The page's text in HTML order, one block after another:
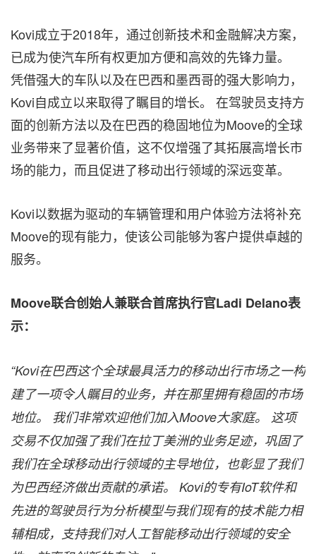
Kovi成立于2018年，通过创新技术和金融解决方案，
已成为使汽车所有权更加方便和高效的先锋力量。
凭借强大的车队以及在巴西和墨西哥的强大影响力，
Kovi自成立以来取得了瞩目的增长。 在驾驶员支持方
面的创新方法以及在巴西的稳固地位为Moove的全球
业务带来了显著价值，这不仅增强了其拓展高增长市
场的能力，而且促进了移动出行领域的深远变革。
Kovi以数据为驱动的车辆管理和用户体验方法将补充
Moove的现有能力，使该公司能够为客户提供卓越的
服务。
Moove联合创始人兼联合首席执行官Ladi Delano表
示：
“Kovi在巴西这个全球最具活力的移动出行市场之一构
建了一项令人瞩目的业务，并在那里拥有稳固的市场
地位。 我们非常欢迎他们加入Moove大家庭。 这项
交易不仅加强了我们在拉丁美洲的业务足迹，巩固了
我们在全球移动出行领域的主导地位，也彰显了我们
为巴西经济做出贡献的承诺。 Kovi的专有IoT软件和
先进的驾驶员行为分析模型与我们现有的技术能力相
辅相成，支持我们对人工智能移动出行领域的安全